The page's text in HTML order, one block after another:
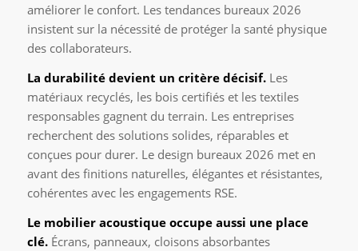
améliorer le confort. Les tendances bureaux 2026
insistent sur la nécessité de protéger la santé physique
des collaborateurs.
La durabilité devient un critère décisif.Les
matériaux recyclés, les bois certifiés et les textiles
responsables gagnent du terrain. Les entreprises
recherchent des solutions solides, réparables et
conçues pour durer. Le design bureaux 2026 met en
avant des finitions naturelles, élégantes et résistantes,
cohérentes avec les engagements RSE.
Le mobilier acoustique occupe aussi une place
clé.Écrans, panneaux, cloisons absorbantes